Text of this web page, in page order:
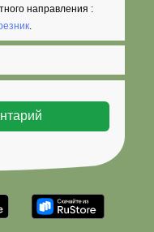
направления :